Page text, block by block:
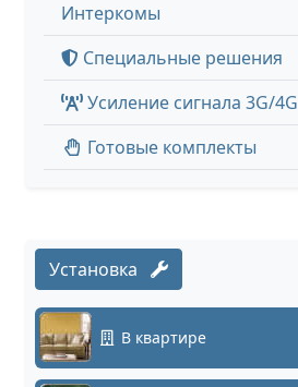
Интеркомы
Специальные решения
Усиление сигнала 3G/4G
Готовые комплекты
Установка
В квартире